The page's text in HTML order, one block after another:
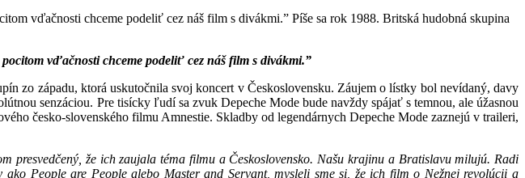
vďačnosti chceme podeliť cez náš film s divákmi.” Píše sa rok 1988. Britská hudobná skupina
vďačnosti chceme podeliť cez náš film s divákmi.”
zo západu, ktorá uskutočnila svoj koncert v Československu. Záujem o lístky bol nevídaný, davy
senzáciou. Pre tisícky ľudí sa zvuk Depeche Mode bude navždy spájať s temnou, ale úžasnou
česko-slovenského filmu Amnestie. Skladby od legendárnych Depeche Mode zaznejú v traileri,
presvedčený, že ich zaujala téma filmu a Československo. Našu krajinu a Bratislavu milujú. Radi
People are People alebo Master and Servant, mysleli sme si, že ich film o Nežnej revolúcii a